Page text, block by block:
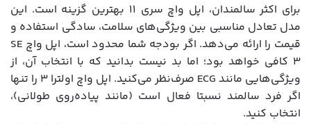
برای اکثر سالمندان، اپل واچ سری 11 بهترین گزینه است. این
مدل تعادل مناسبی بین ویژگی‌های سلامت، سادگی استفاده و
قیمت را ارائه می‌دهد. اگر بودجه شما محدود است، اپل واچ SE
3 کافی خواهد بود؛ اما بد نیست بدانید که با انتخاب آن، از
ویژگی‌هایی مانند ECG صرف‌نظر می‌کنید. اپل واچ اولترا 3 را تنها
اگر فرد سالمند نسبتا فعال است (مانند پیاده‌روی طولانی)،
انتخاب کنید.